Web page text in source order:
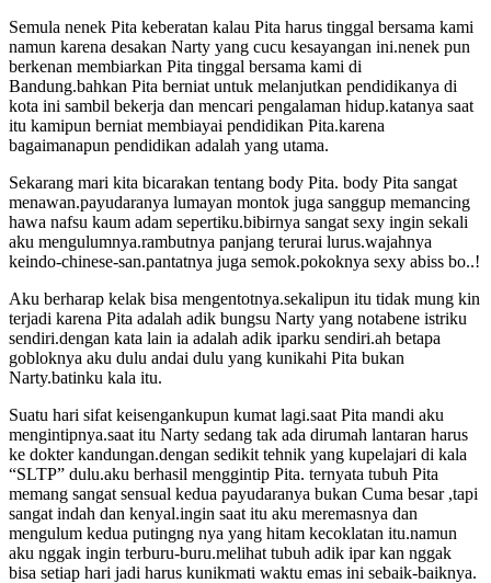
Semula nenek Pita keberatan kalau Pita harus tinggal bersama kami
namun karena desakan Narty yang cucu kesayangan ini.nenek pun
berkenan membiarkan Pita tinggal bersama kami di
Bandung.bahkan Pita berniat untuk melanjutkan pendidikanya di
kota ini sambil bekerja dan mencari pengalaman hidup.katanya saat
itu kamipun berniat membiayai pendidikan Pita.karena
bagaimanapun pendidikan adalah yang utama.
Sekarang mari kita bicarakan tentang body Pita. body Pita sangat
menawan.payudaranya lumayan montok juga sanggup memancing
hawa nafsu kaum adam sepertiku.bibirnya sangat sexy ingin sekali
aku mengulumnya.rambutnya panjang terurai lurus.wajahnya
keindo-chinese-san.pantatnya juga semok.pokoknya sexy abiss bo..!
Aku berharap kelak bisa mengentotnya.sekalipun itu tidak mung kin
terjadi karena Pita adalah adik bungsu Narty yang notabene istriku
sendiri.dengan kata lain ia adalah adik iparku sendiri.ah betapa
gobloknya aku dulu andai dulu yang kunikahi Pita bukan
Narty.batinku kala itu.
Suatu hari sifat keisengankupun kumat lagi.saat Pita mandi aku
mengintipnya.saat itu Narty sedang tak ada dirumah lantaran harus
ke dokter kandungan.dengan sedikit tehnik yang kupelajari di kala
“SLTP” dulu.aku berhasil menggintip Pita. ternyata tubuh Pita
memang sangat sensual kedua payudaranya bukan Cuma besar ,tapi
sangat indah dan kenyal.ingin saat itu aku meremasnya dan
mengulum kedua putingng nya yang hitam kecoklatan itu.namun
aku nggak ingin terburu-buru.melihat tubuh adik ipar kan nggak
bisa setiap hari jadi harus kunikmati waktu emas ini sebaik-baiknya.